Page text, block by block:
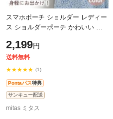
スマホポーチ ショルダー レディー
ス ショルダーポーチ かわいい お
仕事用 登山 縦型 携帯 ストラップ
2,199円
送料無料
★★★★★ (1)
Pontaパス特典
サンキュー配送
mitas ミタス